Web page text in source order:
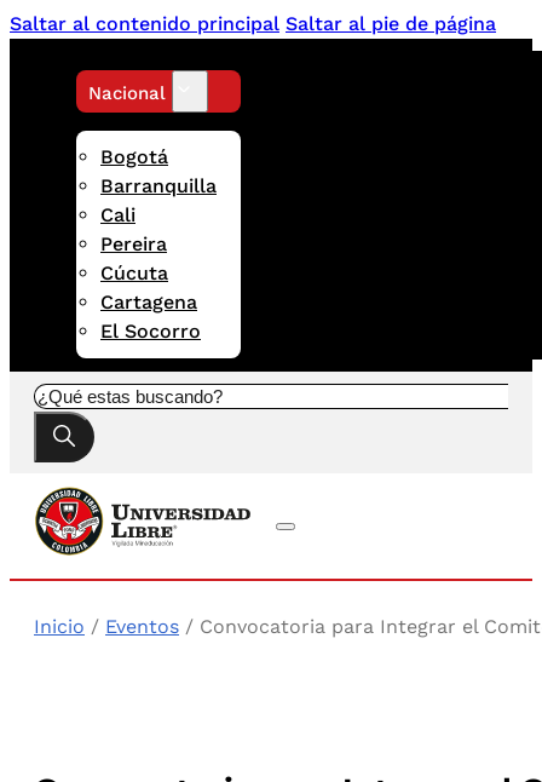
Saltar al contenido principal Saltar al pie de página
Nacional
Bogotá
Barranquilla
Cali
Pereira
Cúcuta
Cartagena
El Socorro
Buscar
Inicio / Eventos / Convocatoria para Integrar el